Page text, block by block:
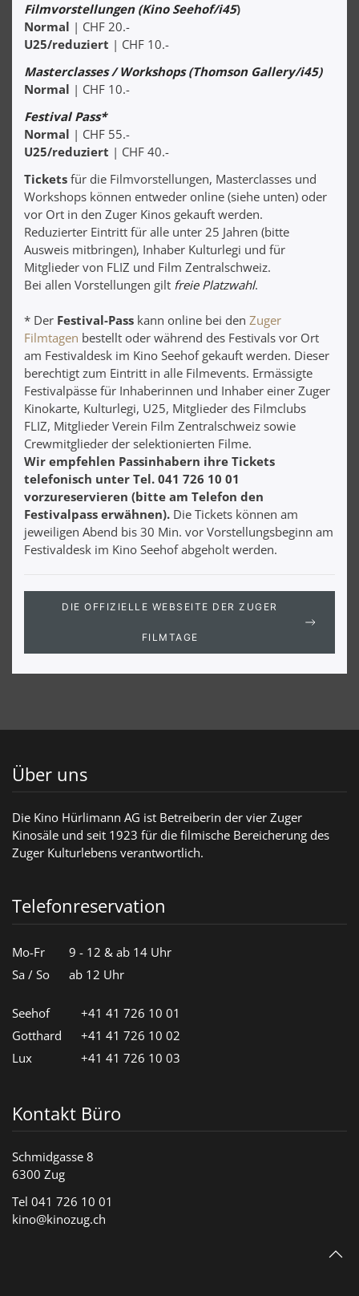
Filmvorstellungen (Kino Seehof/i45)
Normal | CHF 20.-
U25/reduziert | CHF 10.-
Masterclasses / Workshops (Thomson Gallery/i45)
Normal | CHF 10.-
Festival Pass*
Normal | CHF 55.-
U25/reduziert | CHF 40.-
Tickets für die Filmvorstellungen, Masterclasses und
Workshops können entweder online (siehe unten) oder
vor Ort in den Zuger Kinos gekauft werden.
Reduzierter Eintritt für alle unter 25 Jahren (bitte
Ausweis mitbringen), Inhaber Kulturlegi und für
Mitglieder von FLIZ und Film Zentralschweiz.
Bei allen Vorstellungen gilt freie Platzwahl.
* Der Festival-Pass kann online bei den Zuger
Filmtagen bestellt oder während des Festivals vor Ort
am Festivaldesk im Kino Seehof gekauft werden. Dieser
berechtigt zum Eintritt in alle Filmevents. Ermässigte
Festivalpässe für Inhaberinnen und Inhaber einer Zuger
Kinokarte, Kulturlegi, U25, Mitglieder des Filmclubs
FLIZ, Mitglieder Verein Film Zentralschweiz sowie
Crewmitglieder der selektionierten Filme.
Wir empfehlen Passinhabern ihre Tickets
telefonisch unter Tel. 041 726 10 01
vorzureservieren (bitte am Telefon den
Festivalpass erwähnen). Die Tickets können am
jeweiligen Abend bis 30 Min. vor Vorstellungsbeginn am
Festivaldesk im Kino Seehof abgeholt werden.
DIE OFFIZIELLE WEBSEITE DER ZUGER
FILMTAGE
Über uns
Die Kino Hürlimann AG ist Betreiberin der vier Zuger
Kinosäle und seit 1923 für die filmische Bereicherung des
Zuger Kulturlebens verantwortlich.
Telefonreservation
Mo-Fr
9 - 12 & ab 14 Uhr
Sa / So
ab 12 Uhr
Seehof
+41 41 726 10 01
Gotthard
+41 41 726 10 02
Lux
+41 41 726 10 03
Kontakt Büro
Schmidgasse 8
6300 Zug
Tel 041 726 10 01
kino@kinozug.ch